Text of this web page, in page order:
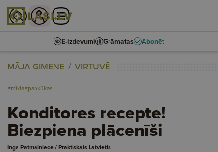
E-izdevumi Grāmatas Abonēt
MĀJA ĢIMENE VIRTUVĒ
#mīkla#pankūkas
Konditores recepte!
Biezpiena plācenīši
Inga Patmalniece / Praktiskais Latvietis